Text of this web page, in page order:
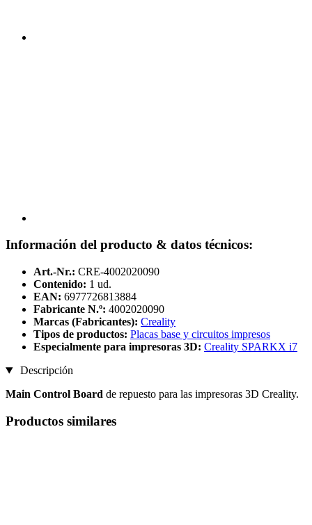
Información del producto & datos técnicos:
Art.-Nr.: CRE-4002020090
Contenido: 1 ud.
EAN: 6977726813884
Fabricante N.º: 4002020090
Marcas (Fabricantes): Creality
Tipos de productos: Placas base y circuitos impresos
Especialmente para impresoras 3D: Creality SPARKX i7
Descripción
Main Control Board de repuesto para las impresoras 3D Creality.
Productos similares